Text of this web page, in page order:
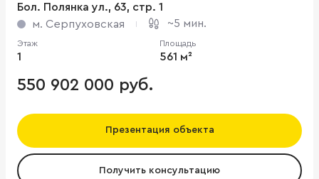
Бол. Полянка ул., 63, стр. 1
м. Серпуховская
~5 мин.
Этаж
1
Площадь
561 м²
550 902 000 руб.
Презентация объекта
Получить консультацию